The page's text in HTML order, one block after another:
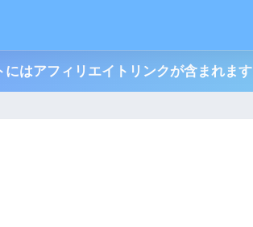
にはアフィリエイトリンクが含まれます